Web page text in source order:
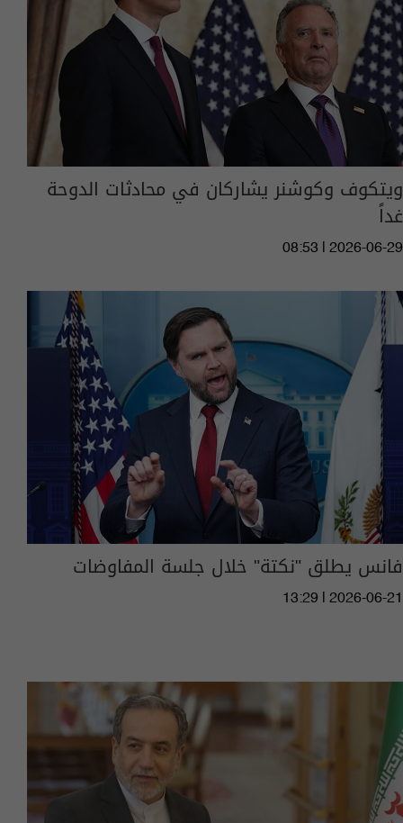
ويتكوف وكوشنر يشاركان في محادثات الدوحة
غداً
08:53 | 2026-06-29
فانس يطلق "نكتة" خلال جلسة المفاوضات
13:29 | 2026-06-21